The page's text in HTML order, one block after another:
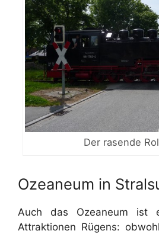
Der rasende
Ozeaneum in
Auch das Ozeaneum ist
Attraktionen Rügens: